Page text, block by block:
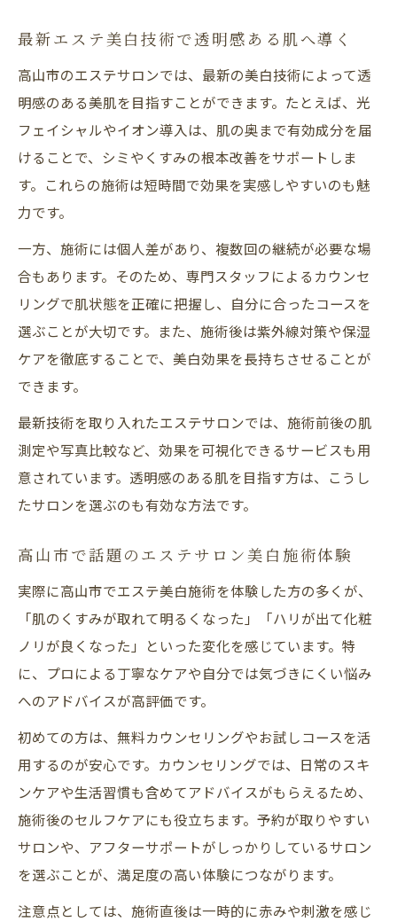
最新エステ美白技術で透明感ある肌へ導く
高山市のエステサロンでは、最新の美白技術によって透
明感のある美肌を目指すことができます。たとえば、光
フェイシャルやイオン導入は、肌の奥まで有効成分を届
けることで、シミやくすみの根本改善をサポートしま
す。これらの施術は短時間で効果を実感しやすいのも魅
力です。
一方、施術には個人差があり、複数回の継続が必要な場
合もあります。そのため、専門スタッフによるカウンセ
リングで肌状態を正確に把握し、自分に合ったコースを
選ぶことが大切です。また、施術後は紫外線対策や保湿
ケアを徹底することで、美白効果を長持ちさせることが
できます。
最新技術を取り入れたエステサロンでは、施術前後の肌
測定や写真比較など、効果を可視化できるサービスも用
意されています。透明感のある肌を目指す方は、こうし
たサロンを選ぶのも有効な方法です。
高山市で話題のエステサロン美白施術体験
実際に高山市でエステ美白施術を体験した方の多くが、
「肌のくすみが取れて明るくなった」「ハリが出て化粧
ノリが良くなった」といった変化を感じています。特
に、プロによる丁寧なケアや自分では気づきにくい悩み
へのアドバイスが高評価です。
初めての方は、無料カウンセリングやお試しコースを活
用するのが安心です。カウンセリングでは、日常のスキ
ンケアや生活習慣も含めてアドバイスがもらえるため、
施術後のセルフケアにも役立ちます。予約が取りやすい
サロンや、アフターサポートがしっかりしているサロン
を選ぶことが、満足度の高い体験につながります。
注意点としては、施術直後は一時的に赤みや刺激を感じ